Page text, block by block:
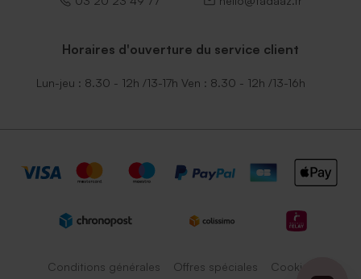
Horaires d'ouverture du service client
Lun-jeu : 8.30 - 12h /13-17h Ven : 8.30 - 12h /13-16h
Conditions générales Offres spéciales Cookies